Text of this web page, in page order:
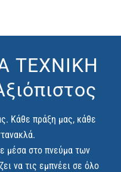
ΤΕΧΝΙΚΗ
Κάθε πράξη μας, κάθε
μέσα στο πνεύμα των
να τις εμπνέει σε όλο